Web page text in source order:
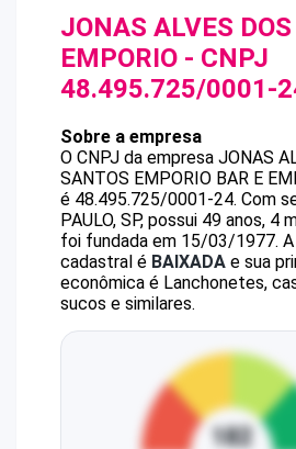
JONAS ALVES
EMPORIO - CNPJ
48.495.725/0001-
Sobre a empresa
O CNPJ da empresa JONAS
SANTOS EMPORIO BAR E
é 48.495.725/0001-24. Com
PAULO, SP, possui 49 anos, 4
foi fundada em 15/03/1977.
cadastral é BAIXADA e sua
econômica é Lanchonetes,
sucos e similares.